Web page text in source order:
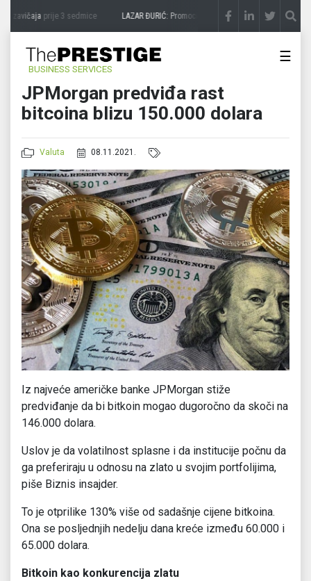
zavičajaprije 3 sedmice LAZAR ĐURIĆ: Promocija potencijal pretvara u destinaciju
BUSINESS SERVICES
☰
JPMorgan predviđa rast
bitcoina blizu 150.000 dolara
Valuta 08.11.2021.
Iz najveće američke banke JPMorgan stiže
predviđanje da bi bitkoin mogao dugoročno da skoči na
146.000 dolara.
Uslov je da volatilnost splasne i da institucije počnu da
ga preferiraju u odnosu na zlato u svojim portfolijima,
piše Biznis insajder.
To je otprilike 130% više od sadašnje cijene bitkoina.
Ona se posljednjih nedelju dana kreće između 60.000 i
65.000 dolara.
Bitkoin kao konkurencija zlatu